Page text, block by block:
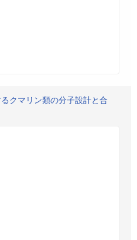
クマリン類の分子設計と合